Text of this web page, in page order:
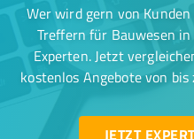
Wer wird gern von
Treffern für Bauwesen
Experten. Jetzt
kostenlos Angebote von
JETZT